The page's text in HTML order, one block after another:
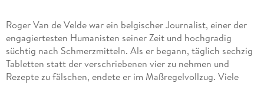
Roger Van de Velde war ein belgischer Journalist, einer der
engagiertesten Humanisten seiner Zeit und hochgradig
süchtig nach Schmerzmitteln. Als er begann, täglich sechzig
Tabletten statt der verschriebenen vier zu nehmen und
Rezepte zu fälschen, endete er im Maßregelvollzug. Viele